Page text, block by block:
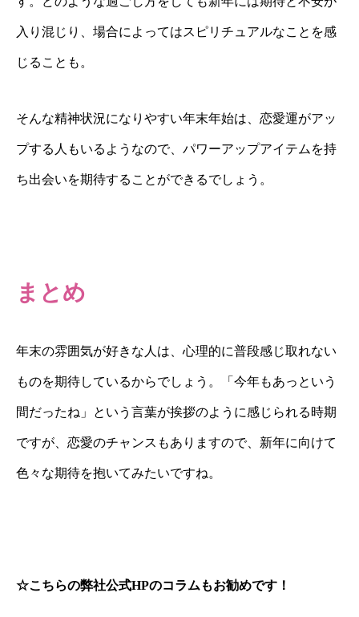
入り混じり、場合によってはスピリチュアルなことを感
じることも。
そんな精神状況になりやすい年末年始は、恋愛運がアッ
プする人もいるようなので、パワーアップアイテムを持
ち出会いを期待することができるでしょう。
まとめ
年末の雰囲気が好きな人は、心理的に普段感じ取れない
ものを期待しているからでしょう。「今年もあっという
間だったね」という言葉が挨拶のように感じられる時期
ですが、恋愛のチャンスもありますので、新年に向けて
色々な期待を抱いてみたいですね。
☆こちらの弊社公式HPのコラムもお勧めです！